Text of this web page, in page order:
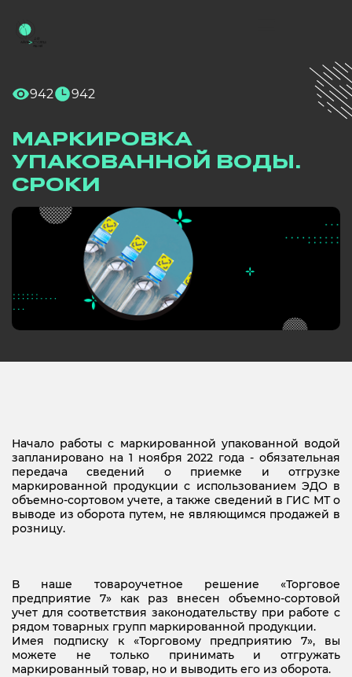
942 942
МАРКИРОВКА
УПАКОВАННОЙ ВОДЫ.
СРОКИ
Начало работы с маркированной упакованной водой
запланировано на 1 ноября 2022 года - обязательная
передача сведений о приемке и отгрузке
маркированной продукции с использованием ЭДО в
объемно-сортовом учете, а также сведений в ГИС МТ о
выводе из оборота путем, не являющимся продажей в
розницу.
В наше товароучетное решение «Торговое
предприятие 7» как раз внесен объемно-сортовой
учет для соответствия законодательству при работе с
рядом товарных групп маркированной продукции.
Имея подписку к «Торговому предприятию 7», вы
можете не только принимать и отгружать
маркированный товар, но и выводить его из оборота.